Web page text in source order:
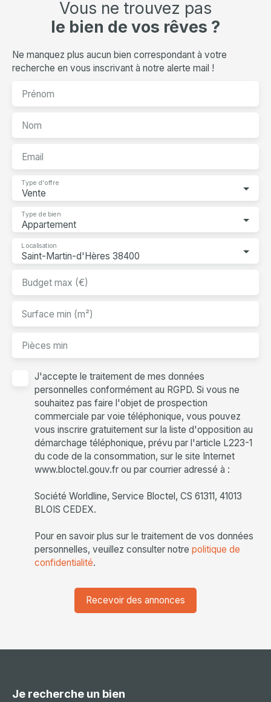
Vous ne trouvez pas
le bien de vos rêves ?
Ne manquez plus aucun bien correspondant à votre
recherche en vous inscrivant à notre alerte mail !
Prénom
Nom
Email
Vente
Type d'offre
Appartement
Type de bien
Saint-Martin-d'Hères 38400
Localisation
Budget max (€)
Surface min (m²)
Pièces min
J'accepte le traitement de mes données
personnelles conformément au RGPD. Si vous ne
souhaitez pas faire l'objet de prospection
commerciale par voie téléphonique, vous pouvez
vous inscrire gratuitement sur la liste d'opposition au
démarchage téléphonique, prévu par l'article L223-1
du code de la consommation, sur le site Internet
www.bloctel.gouv.fr ou par courrier adressé à :
Société Worldline, Service Bloctel, CS 61311, 41013
BLOIS CEDEX.
Pour en savoir plus sur le traitement de vos données
personnelles, veuillez consulter notre politique de
confidentialité.
Recevoir des annonces
Je recherche un bien